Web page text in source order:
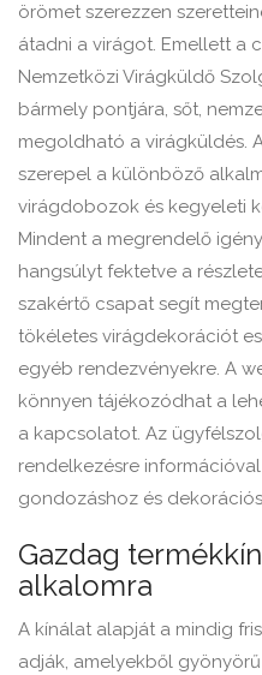
örömet szerezzen
átadni a virágot. Emellett a
Nemzetközi Virágküldő
bármely pontjára, sőt,
megoldható a virágküldés.
szerepel a különböző
virágdobozok és kegyeleti
Mindent a megrendelő
hangsúlyt fektetve a
szakértő csapat segít
tökéletes virágdekorációt
egyéb rendezvényekre. A
könnyen tájékozódhat a
a kapcsolatot. Az
rendelkezésre
gondozáshoz és
Gazdag
alkalomra
A kínálat alapját a mindig
adják, amelyekből